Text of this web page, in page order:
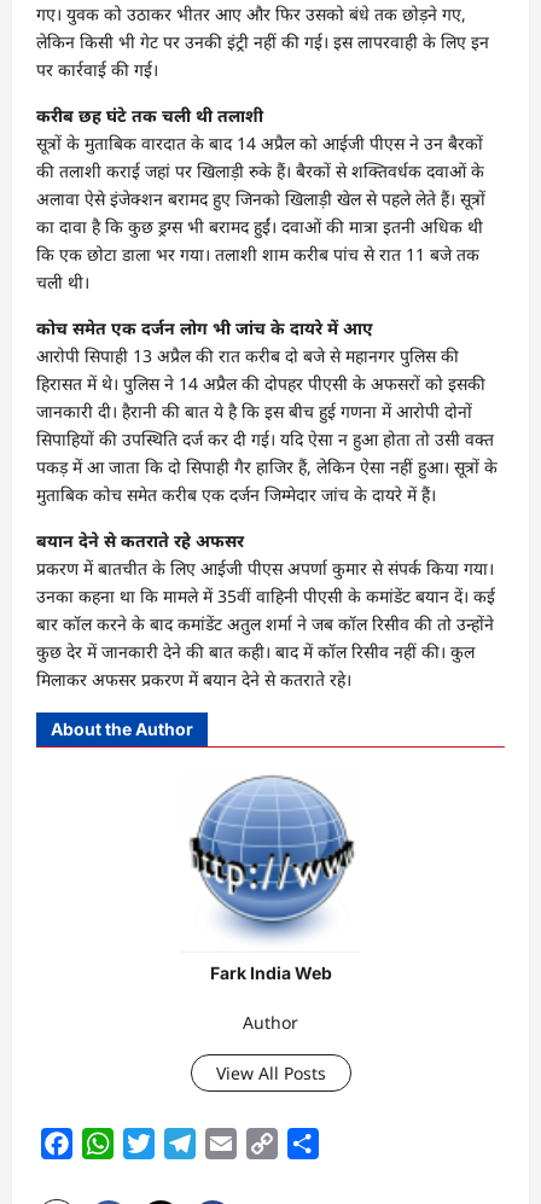
गए। युवक को उठाकर भीतर आए और फिर उसको बंधे तक छोड़ने गए,
लेकिन किसी भी गेट पर उनकी इंट्री नहीं की गई। इस लापरवाही के लिए इन
पर कार्रवाई की गई।
करीब छह घंटे तक चली थी तलाशी
सूत्रों के मुताबिक वारदात के बाद 14 अप्रैल को आईजी पीएस ने उन बैरकों
की तलाशी कराई जहां पर खिलाड़ी रुके हैं। बैरकों से शक्तिवर्धक दवाओं के
अलावा ऐसे इंजेक्शन बरामद हुए जिनको खिलाड़ी खेल से पहले लेते हैं। सूत्रों
का दावा है कि कुछ ड्रग्स भी बरामद हुईं। दवाओं की मात्रा इतनी अधिक थी
कि एक छोटा डाला भर गया। तलाशी शाम करीब पांच से रात 11 बजे तक
चली थी।
कोच समेत एक दर्जन लोग भी जांच के दायरे में आए
आरोपी सिपाही 13 अप्रैल की रात करीब दो बजे से महानगर पुलिस की
हिरासत में थे। पुलिस ने 14 अप्रैल की दोपहर पीएसी के अफसरों को इसकी
जानकारी दी। हैरानी की बात ये है कि इस बीच हुई गणना में आरोपी दोनों
सिपाहियों की उपस्थिति दर्ज कर दी गई। यदि ऐसा न हुआ होता तो उसी वक्त
पकड़ में आ जाता कि दो सिपाही गैर हाजिर हैं, लेकिन ऐसा नहीं हुआ। सूत्रों के
मुताबिक कोच समेत करीब एक दर्जन जिम्मेदार जांच के दायरे में हैं।
बयान देने से कतराते रहे अफसर
प्रकरण में बातचीत के लिए आईजी पीएस अपर्णा कुमार से संपर्क किया गया।
उनका कहना था कि मामले में 35वीं वाहिनी पीएसी के कमांडेंट बयान दें। कई
बार कॉल करने के बाद कमांडेंट अतुल शर्मा ने जब कॉल रिसीव की तो उन्होंने
कुछ देर में जानकारी देने की बात कही। बाद में कॉल रिसीव नहीं की। कुल
मिलाकर अफसर प्रकरण में बयान देने से कतराते रहे।
About the Author
Fark India Web
Author
View All Posts
FacebookWhatsAppTwitterTelegram
Email
Copy